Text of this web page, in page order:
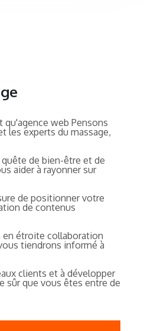
web Pensons
les experts du massage,
de bien-être et de
aider à rayonner sur
de positionner votre
de contenus
en étroite collaboration
tiendrons informé à
clients et à développer
sûr que vous êtes entre de